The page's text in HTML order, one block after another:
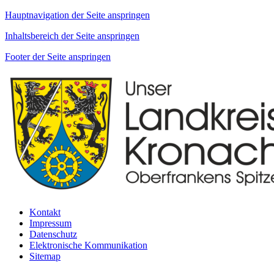
Hauptnavigation der Seite anspringen
Inhaltsbereich der Seite anspringen
Footer der Seite anspringen
Kontakt
Impressum
Datenschutz
Elektronische Kommunikation
Sitemap